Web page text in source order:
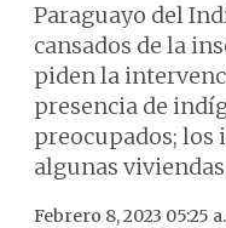
Paraguayo del
cansados de la
piden la
presencia de
preocupados; los
algunas
Febrero 8, 2023 05:25